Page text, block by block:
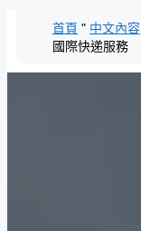
首頁 " 中文內容
國際快递服務